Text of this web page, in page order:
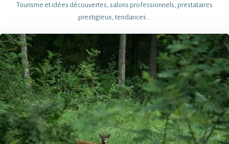
Tourisme et idées découvertes, salons professionnels, prestataires
prestigieux, tendances...